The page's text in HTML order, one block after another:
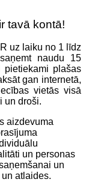
tavā kontā!
uz laiku no 1 līdz
naudu 15
pietiekami plašas
gan internetā,
vietās visā
un droši.
aizdevuma
un personas
un
atlaides.